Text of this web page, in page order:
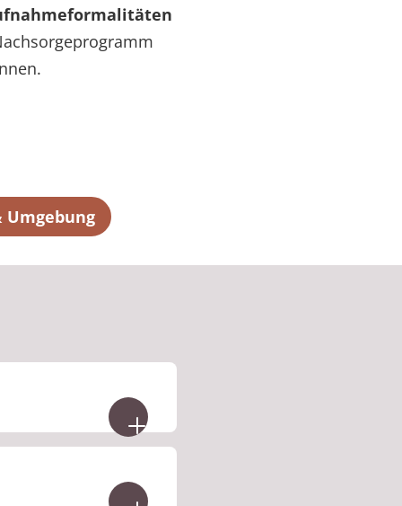
Umgebung